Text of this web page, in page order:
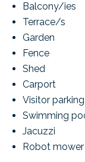
Balcony/ies
Terrace/s
Garden
Fence
Shed
Carport
Visitor
Swimming
Jacuzzi
Robot mower